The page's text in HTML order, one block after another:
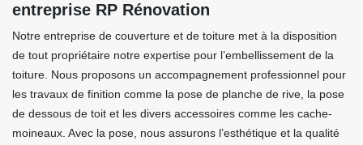
entreprise RP Rénovation
Notre entreprise de couverture et de toiture met à la disposition
de tout propriétaire notre expertise pour l’embellissement de la
toiture. Nous proposons un accompagnement professionnel pour
les travaux de finition comme la pose de planche de rive, la pose
de dessous de toit et les divers accessoires comme les cache-
moineaux. Avec la pose, nous assurons l’esthétique et la qualité